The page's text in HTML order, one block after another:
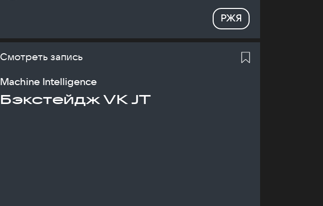
РЖЯ
Смотреть запись
Machine Intelligence
Бэкстейдж VK JT